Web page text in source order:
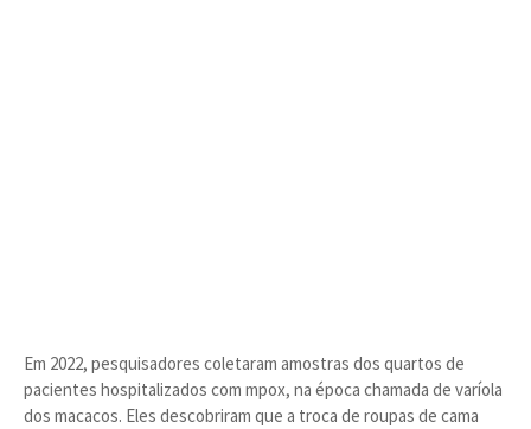
Em 2022, pesquisadores coletaram amostras dos quartos de
pacientes hospitalizados com mpox, na época chamada de varíola
dos macacos. Eles descobriram que a troca de roupas de cama